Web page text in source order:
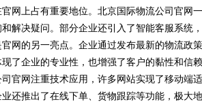
网上占有重要地位。北京国际物流公司官网
解决疑问。部分企业还引入了智能客服系统
网的另一亮点。企业通过发布最新的物流政
了企业的专业性，也增强了客户的黏性和信
官网注重技术应用，许多网站实现了移动端
还推出了在线下单、货物跟踪等功能，极大